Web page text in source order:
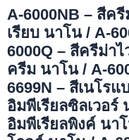
A-6000NB – สีค
เรียบ นาโน / A-
6000Q – สีครีม่า
ครีม นาโน / A-
6699N – สีเนโร
อิมพีเรียลซิลเวอร์
อิมพีเรียลพิงค์ นา